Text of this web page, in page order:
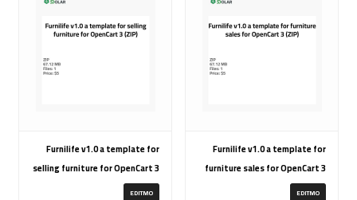
Furnilife v1.0 a template for
furniture sales for OpenCart 3
(ZIP)
EDITMO
Furnilife v1.0 a template for
selling furniture for OpenCart 3
(ZIP)
EDITMO